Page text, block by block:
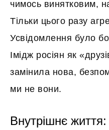
чимось винятковим,
Тільки цього разу
Усвідомлення було
Імідж росіян як
замінила нова,
ми не вони.
Внутрішнє життя: